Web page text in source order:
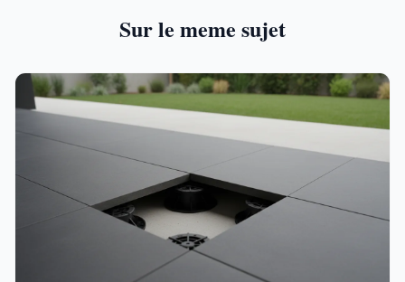
Sur le meme sujet